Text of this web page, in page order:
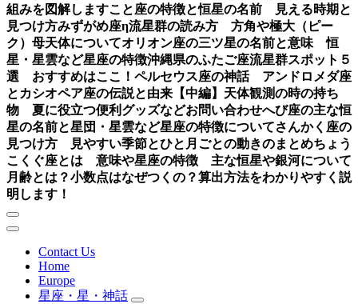
組みを図解しますこと座の特徴と恒星の名前 見える時期と
見つけ方みずがめ座η流星群の読み方 方角や極大（ピー
ク）母天体についてオリオン座の三ツ星の名前と意味 恒
星・星雲など星座の特徴沖縄県のふたご座流星群スポット５
選 おすすめはここ！ ペルセウス座の神話 アンドロメダ座
とカシオペア座の伝説と由来【中編】 天体観測の時の持ち
物 夏に役立つ便利グッズなどお問い合わせへび座の主な恒
星の名前と星団・星雲など星座の特徴についてさんかく座の
見つけ方 見やすい季節とひと月ごとの動きのまとめちょう
こくぐ座とは 意味や星座の特徴 主な恒星や銀河について
月齢とは？小数点はなぜつくの？算出方法をわかりやすく説
明します！
Contact Us
Home
Europe
星座・星・神話